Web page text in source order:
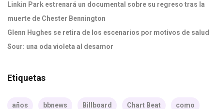
Linkin Park estrenará un documental sobre su regreso tras la
muerte de Chester Bennington
Glenn Hughes se retira de los escenarios por motivos de salud
Sour: una oda violeta al desamor
Etiquetas
años bbnews Billboard Chart Beat como